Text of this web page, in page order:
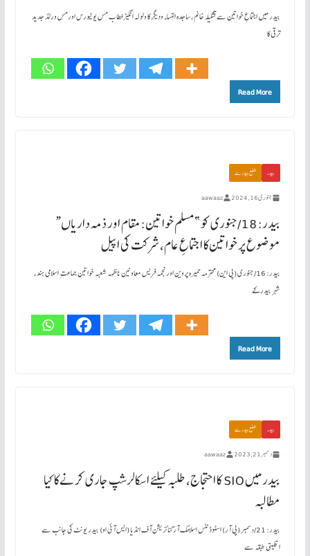
بیدر میں اجتماعِ خواتین سے تشکیلہ خانم، ساجدہ النساء ودیگر کا ولولہ انگیزخطاب مس یونیورس اورمس ورلڈ جدید
ترقی کا
Read More
بیدر ضلع بیدر سے
جنوری 16, 2024 aawaaz
بیدر: 18/جنوری کو ”مسلم خواتین: مقام اور ذمہ داریاں“
موضوع پر خواتین کا اجتماعِ عام، شرکت کی اپیل
بیدر: 16/جنوری (پی این) محترمہ حمیرہ پروین اورنجمہ فریس معاونین ناظمہ شعبہ خواتین جماعت ِ اسلامی ہند،
شہر بیدر کے
Read More
بیدر ضلع بیدر سے
دسمبر 21, 2023 aawaaz
بیدر میں SIO کا احتجاج، طلبہ کیلئے اسکالرشپ جاری کرنے کا کیا
مطالبہ
بیدر: 21/دسمبر (پی آر) اسٹوڈنٹس اسلامک آرگنائزیشن آف انڈیا (ایس آئی او) بیدر یونٹ کی جانب سے
اقلیتی طبقہ سے